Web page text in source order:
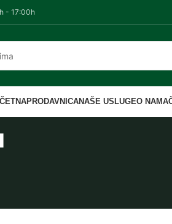
- 17:00h
PRODAVNICANAŠE USLUGEO NAMA